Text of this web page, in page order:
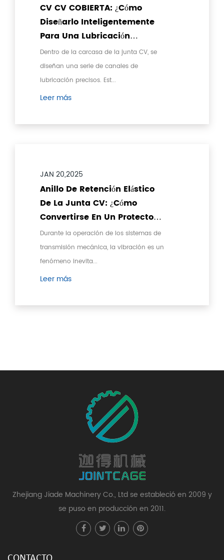
CV CV COBIERTA: ¿Cómo
Diseñarlo Inteligentemente
Para Una Lubricación
Eficiente Y Disipación De
Calor?
Dentro de la carcasa de la junta CV, se
diseñan una serie de canales de
lubricación precisos. Est...
Leer más
JAN 20,2025
Anillo De Retención Elástico
De La Junta CV: ¿Cómo
Convertirse En Un Protector
De Amortiguación De
Vibración Para Sistemas De
Transmisión Mecánica?
Durante la operación de los sistemas de
transmisión mecánica, la vibración es un
fenómeno inevita...
Leer más
Zhejiang Jiade Machinery Co., Ltd se estableció en 2009 y
se puso en producción en 2011.